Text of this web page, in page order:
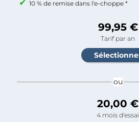
10 % de remise dans l'e-choppe *
99,95 €
Tarif par an
ou
20,00 €
4 mois d'essai